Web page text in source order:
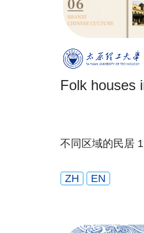
Folk houses
不同区域的民居 1
ZH EN